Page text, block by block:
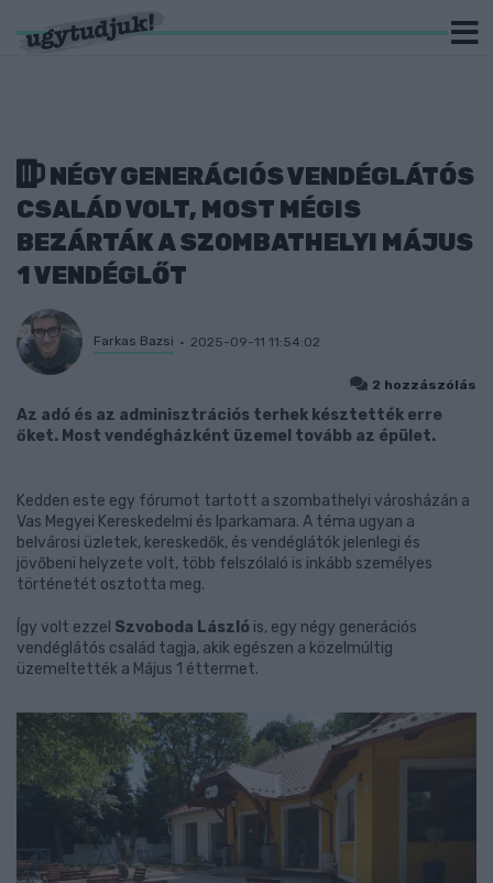
NÉGY GENERÁCIÓS VENDÉGLÁTÓS
CSALÁD VOLT, MOST MÉGIS
BEZÁRTÁK A SZOMBATHELYI MÁJUS
1 VENDÉGLŐT
Farkas Bazsi 2025-09-11 11:54:02
2 hozzászólás
Az adó és az adminisztrációs terhek késztették erre
őket. Most vendégházként üzemel tovább az épület.
Kedden este egy fórumot tartott a szombathelyi városházán a
Vas Megyei Kereskedelmi és Iparkamara. A téma ugyan a
belvárosi üzletek, kereskedők, és vendéglátók jelenlegi és
jövőbeni helyzete volt, több felszólaló is inkább személyes
történetét osztotta meg.
Így volt ezzel Szvoboda László is, egy négy generációs
vendéglátós család tagja, akik egészen a közelmúltig
üzemeltették a Május 1 éttermet.